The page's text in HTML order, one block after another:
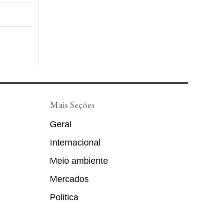
Mais Seções
Geral
Internacional
Meio ambiente
Mercados
Politica